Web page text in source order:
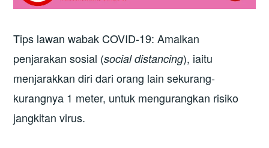
Tips lawan wabak COVID-19: Amalkan
penjarakan sosial (social distancing), iaitu
menjarakkan diri dari orang lain sekurang-
kurangnya 1 meter, untuk mengurangkan risiko
jangkitan virus.